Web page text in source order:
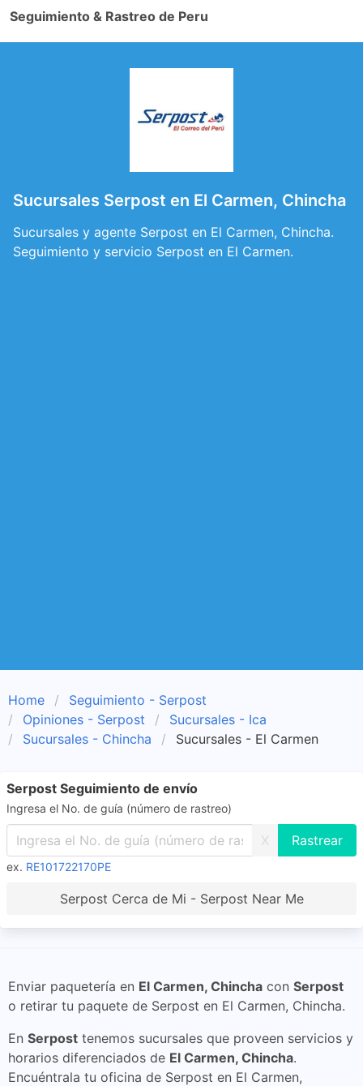
Seguimiento & Rastreo de Peru
Sucursales Serpost en El Carmen, Chincha
Sucursales y agente Serpost en El Carmen, Chincha.
Seguimiento y servicio Serpost en El Carmen.
Home
Seguimiento - Serpost
Opiniones - Serpost
Sucursales - Ica
Sucursales - Chincha
Sucursales - El Carmen
Serpost Seguimiento de envío
Ingresa el No. de guía (número de rastreo)
X
ex. RE101722170PE
Serpost Cerca de Mi - Serpost Near Me
Enviar paquetería en El Carmen, Chincha con Serpost
o retirar tu paquete de Serpost en El Carmen, Chincha.
En Serpost tenemos sucursales que proveen servicios y
horarios diferenciados de El Carmen, Chincha.
Encuéntrala tu oficina de Serpost en El Carmen,